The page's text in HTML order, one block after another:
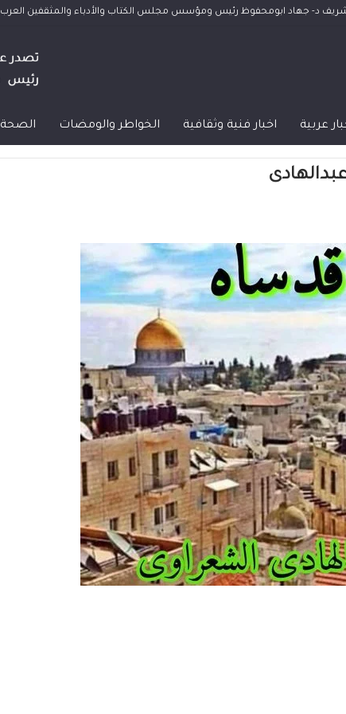
د- جهاد ابومحفوظ رئيس ومؤسس مجلس الكتاب والأدباء والمثقفين العرب
عربية اخبار فنية وثقافية الخواطر والومضات الصحة